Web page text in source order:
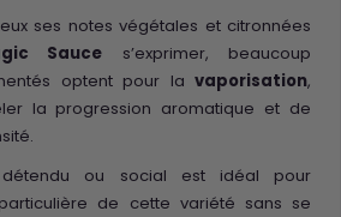
ses notes végétales et citronnées
Sauce s’exprimer, beaucoup
optent pour la vaporisation,
la progression aromatique et de
détendu ou social est idéal pour
de cette variété sans se